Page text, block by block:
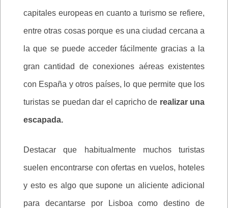
capitales europeas en cuanto a turismo se refiere,
entre otras cosas porque es una ciudad cercana a
la que se puede acceder fácilmente gracias a la
gran cantidad de conexiones aéreas existentes
con España y otros países, lo que permite que los
turistas se puedan dar el capricho de realizar una
escapada.
Destacar que habitualmente muchos turistas
suelen encontrarse con ofertas en vuelos, hoteles
y esto es algo que supone un aliciente adicional
para decantarse por Lisboa como destino de